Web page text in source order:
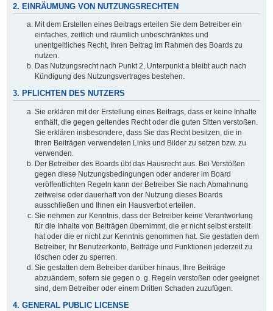
2. EINRÄUMUNG VON NUTZUNGSRECHTEN
Mit dem Erstellen eines Beitrags erteilen Sie dem Betreiber ein
einfaches, zeitlich und räumlich unbeschränktes und
unentgeltliches Recht, Ihren Beitrag im Rahmen des Boards zu
nutzen.
Das Nutzungsrecht nach Punkt 2, Unterpunkt a bleibt auch nach
Kündigung des Nutzungsvertrages bestehen.
3. PFLICHTEN DES NUTZERS
Sie erklären mit der Erstellung eines Beitrags, dass er keine Inhalte
enthält, die gegen geltendes Recht oder die guten Sitten verstoßen.
Sie erklären insbesondere, dass Sie das Recht besitzen, die in
Ihren Beiträgen verwendeten Links und Bilder zu setzen bzw. zu
verwenden.
Der Betreiber des Boards übt das Hausrecht aus. Bei Verstößen
gegen diese Nutzungsbedingungen oder anderer im Board
veröffentlichten Regeln kann der Betreiber Sie nach Abmahnung
zeitweise oder dauerhaft von der Nutzung dieses Boards
ausschließen und Ihnen ein Hausverbot erteilen.
Sie nehmen zur Kenntnis, dass der Betreiber keine Verantwortung
für die Inhalte von Beiträgen übernimmt, die er nicht selbst erstellt
hat oder die er nicht zur Kenntnis genommen hat. Sie gestatten dem
Betreiber, Ihr Benutzerkonto, Beiträge und Funktionen jederzeit zu
löschen oder zu sperren.
Sie gestatten dem Betreiber darüber hinaus, Ihre Beiträge
abzuändern, sofern sie gegen o. g. Regeln verstoßen oder geeignet
sind, dem Betreiber oder einem Dritten Schaden zuzufügen.
4. GENERAL PUBLIC LICENSE